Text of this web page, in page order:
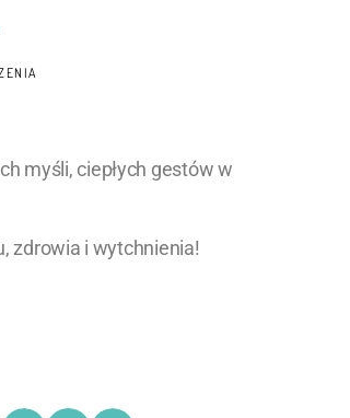
myśli, ciepłych gestów w
zdrowia i wytchnienia!